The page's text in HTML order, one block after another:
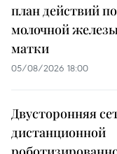
план действий
молочной
матки
05/08/2026 18:00
Двусторонняя
дистанционной